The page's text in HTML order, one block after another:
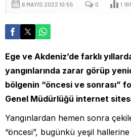
6 MAYIS 2022 10:55 0
Ege ve Akdeniz’de farklı
yangınlarında zarar görüp
bölgenin “öncesi ve sonrası”
Genel Müdürlüğü internet
Yangınlardan hemen sonra
“öncesi”, bugünkü yeşil hallerine